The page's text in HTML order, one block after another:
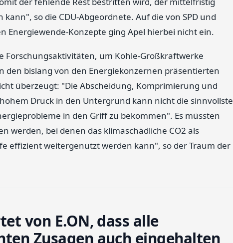
so die CDU-Abgeordnete. Auf die von SPD und
Energiewende-Konzepte ging Apel hierbei nicht ein.
Forschungsaktivitäten, um Kohle-Großkraftwerke
den bislang von den Energiekonzernen präsentierten
überzeugt: "Die Abscheidung, Komprimierung und
Druck in den Untergrund kann nicht die sinnvollste
in den Griff zu bekommen". Es müssten
werden, bei denen das klimaschädliche CO2 als
effizient weitergenutzt werden kann", so der Traum der
von E.ON, dass alle
Zusagen auch eingehalten